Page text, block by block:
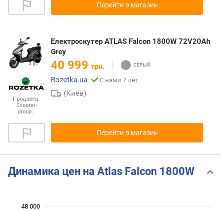
Перейти в магазин
Продавец:
Scooter-
group…
Електроскутер ATLAS Falcon 1800W 72V20Ah
Grey
40 999 грн.
Rozetka.ua
С нами 7 лет
(Киев)
Перейти в магазин
Динамика цен на Atlas Falcon 1800W
48 000